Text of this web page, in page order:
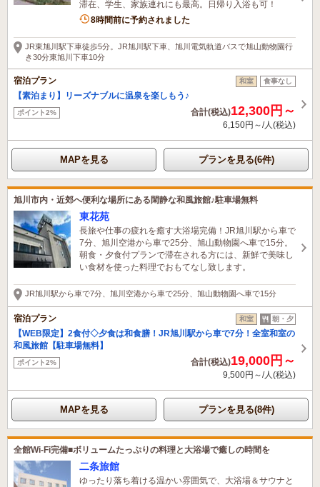
滞在、学生、家族連れにも最高。日帰り入浴も可！
1名がこの宿を見ています
8時間前に予約されました
JR東旭川駅下車徒歩5分。JR旭川駅下車、旭川電気軌道バスで旭山動物園行
き30分東旭川下車10分
宿泊プラン 和室 食事なし
【素泊まり】リーズナブルに温泉を楽しもう♪
ポイント2% 合計(税込)12,300円～
6,150円～/人(税込)
MAPを見る プランを見る(6件)
旭川市内・近郊へ便利な場所にある閑静な和風旅館♪駐車場無料
東花苑
長旅や仕事の疲れを癒す大浴場完備！JR旭川駅から車で
7分、旭川空港から車で25分、旭山動物園へ車で15分。
朝食・夕食付プランで滞在される方には、新鮮で美味し
い食材を使った料理でおもてなし致します。
JR旭川駅から車で7分、旭川空港から車で25分、旭山動物園へ車で15分
宿泊プラン 和室 朝・夕
【WEB限定】2食付◇夕食は和食膳！JR旭川駅から車で7分！全室和室の
和風旅館【駐車場無料】
ポイント2% 合計(税込)19,000円～
9,500円～/人(税込)
MAPを見る プランを見る(8件)
全館Wi-Fi完備■ボリュームたっぷりの料理と大浴場で癒しの時間を
二条旅館
ゆったり落ち着ける温かい雰囲気で、大浴場＆サウナと